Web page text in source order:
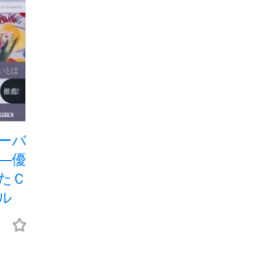
バ
―優
Ｃ